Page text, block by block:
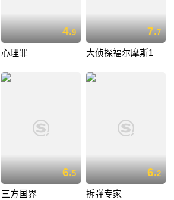
4.9
心理罪
7.7
大侦探福尔摩斯1
6.5
三方国界
6.2
拆弹专家